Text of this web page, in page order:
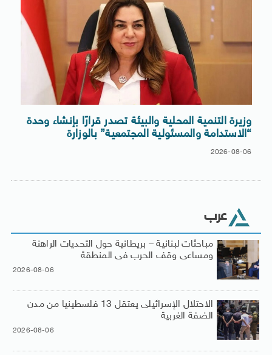
وزيرة التنمية المحلية والبيئة تصدر قرارًا بإنشاء وحدة
“الاستدامة والمسئولية المجتمعية” بالوزارة
2026-08-06
عرب
مباحثات لبنانية – بريطانية حول التحديات الراهنة
ومساعى وقف الحرب فى المنطقة
2026-08-06
الاحتلال الإسرائيلى يعتقل 13 فلسطينيا من مدن
الضفة الغربية
2026-08-06